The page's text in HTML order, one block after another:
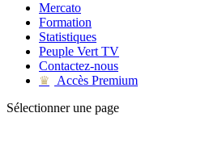
Mercato
Formation
Statistiques
Peuple Vert TV
Contactez-nous
♛
Accès Premium
Sélectionner une page